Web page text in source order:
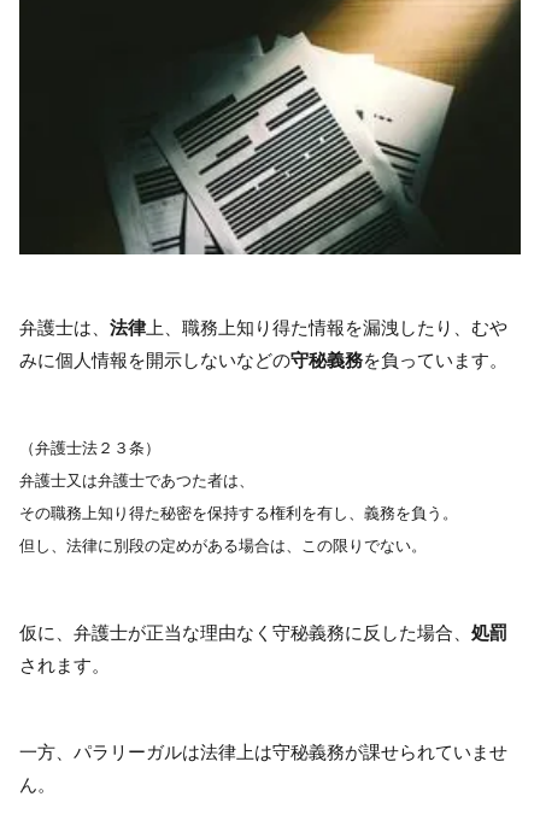
弁護士は、 法律上、 職務上知り得た情報を漏洩したり、むや
みに個人情報を開示しないなどの守秘義務を負っています。
（弁護士法２３条）
弁護士又は弁護士であつた者は、
その職務上知り得た秘密を保持する権利を有し、義務を負う。
但し、法律に別段の定めがある場合は、この限りでない。
仮に、弁護士が正当な理由なく守秘義務に反した場合、 処罰
されます。
一方、パラリーガルは法律上は守秘義務が課せられていませ
ん。